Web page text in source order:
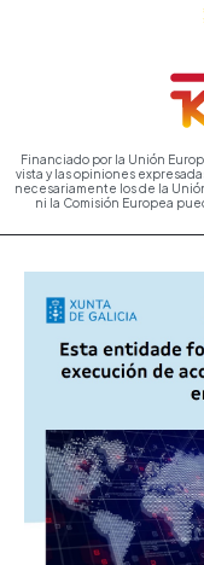
Financiado por la Unión
vista y las opiniones
necesariamente los de la
ni la Comisión Europea